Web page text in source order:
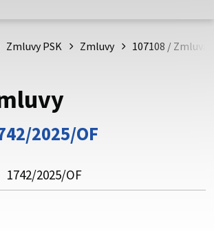
stránka Prešovského
sa uistite, že zdieľate informácie iba
webovú stránku. Zabezpečená stránka
pred názvom domény webového sídla.
Zmluvy PSK Zmluvy 107108 /
2025/OF
1742/2025/OF